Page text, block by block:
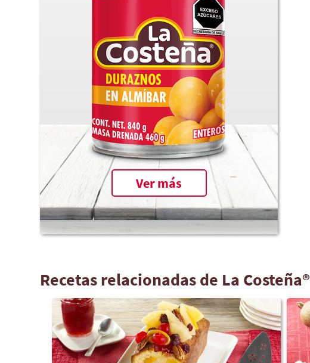
Ver más
Recetas relacionadas de La Costeña®